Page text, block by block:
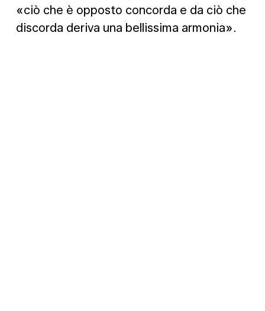
«ciò che è opposto concorda e da ciò che
discorda deriva una bellissima armonia».